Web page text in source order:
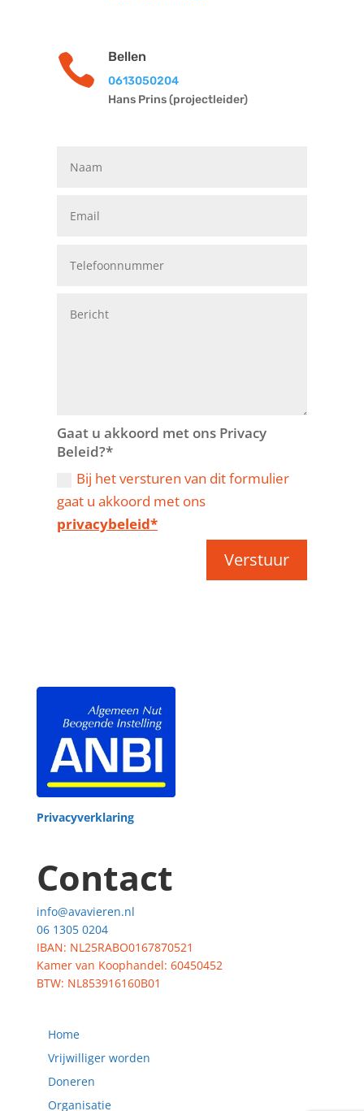
 Bellen
0613050204
Hans Prins (projectleider)
Gaat u akkoord met ons Privacy
Beleid?*
Bij het versturen van dit formulier
gaat u akkoord met ons
privacybeleid*
Verstuur
Privacyverklaring
Contact
info@avavieren.nl
06 1305 0204
IBAN: NL25RABO0167870521
Kamer van Koophandel: 60450452
BTW: NL853916160B01
Home
Vrijwilliger worden
Doneren
Organisatie